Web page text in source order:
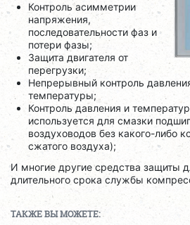
Контроль асимметрии
напряжения,
последовательности фаз и
потери фазы;
Защита двигателя от
перегрузки;
Непрерывный контроль
температуры;
Контроль давления и
используется для смазки
воздуховодов без какого-либо
сжатого воздуха);
И многие другие средства защиты
длительного срока службы
ТАКЖЕ ВЫ МОЖЕТЕ: